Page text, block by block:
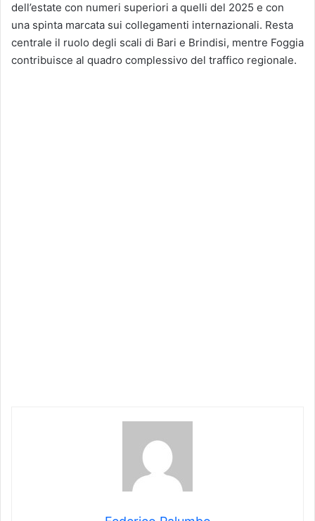
dell’estate con numeri superiori a quelli del 2025 e con
una spinta marcata sui collegamenti internazionali. Resta
centrale il ruolo degli scali di Bari e Brindisi, mentre Foggia
contribuisce al quadro complessivo del traffico regionale.